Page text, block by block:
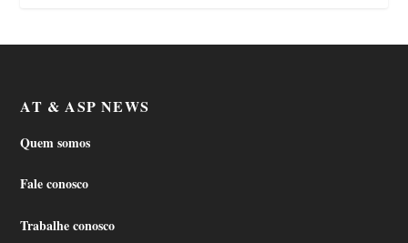
AT & ASP NEWS
Quem somos
Fale conosco
Trabalhe conosco